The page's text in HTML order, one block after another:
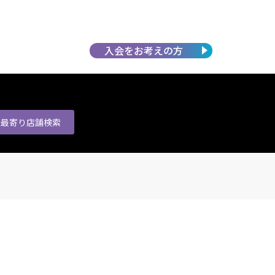
入会をお考えの方
最寄り店舗検索